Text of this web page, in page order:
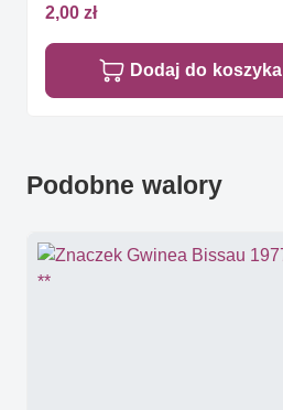
2,00 zł
Dodaj do koszyka
Podobne walory